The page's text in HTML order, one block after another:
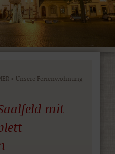
> Unsere Ferienwohnung
mit